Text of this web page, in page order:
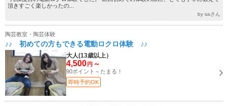
頂きすごく楽しかったの...
by saさん
陶芸教室・陶芸体験
♪♪ 初めての方もできる電動ロクロ体験 ♪♪
大人(13歳以上）
4,500 円 ～
90ポイント～たまる！
即時予約OK